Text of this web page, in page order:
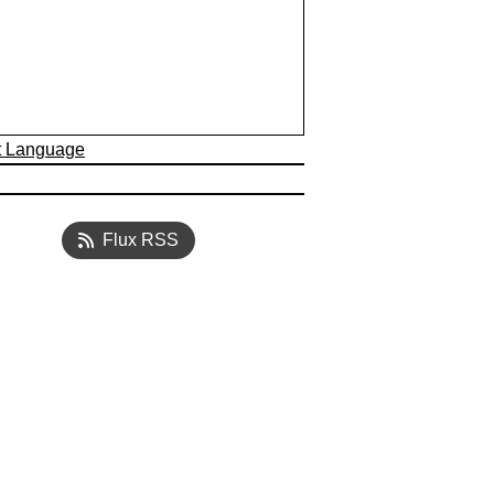
Language
Flux RSS